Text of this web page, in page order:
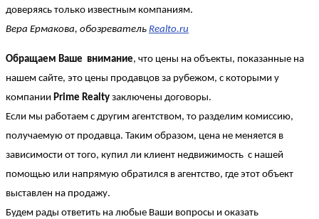
доверяясь только известным компаниям.
Вера Ермакова, обозреватель Realto.ru
Обращаем Ваше внимание, что цены на объекты, показанные на
нашем сайте, это цены продавцов за рубежом, с которыми у
компании Prime Realty заключены договоры.
Если мы работаем с другим агентством, то разделим комиссию,
получаемую от продавца. Таким образом, цена не меняется в
зависимости от того, купил ли клиент недвижимость с нашей
помощью или напрямую обратился в агентство, где этот объект
выставлен на продажу.
Будем рады ответить на любые Ваши вопросы и оказать